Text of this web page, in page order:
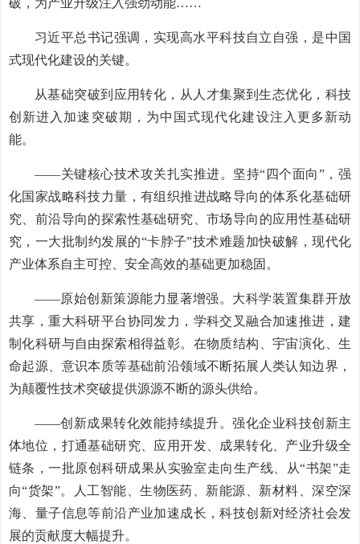
破，为产业升级注入强劲动能……
习近平总书记强调，实现高水平科技自立自强，是中国
式现代化建设的关键。
从基础突破到应用转化，从人才集聚到生态优化，科技
创新进入加速突破期，为中国式现代化建设注入更多新动
能。
——关键核心技术攻关扎实推进。坚持“四个面向”，强
化国家战略科技力量，有组织推进战略导向的体系化基础研
究、前沿导向的探索性基础研究、市场导向的应用性基础研
究，一大批制约发展的“卡脖子”技术难题加快破解，现代化
产业体系自主可控、安全高效的基础更加稳固。
——原始创新策源能力显著增强。大科学装置集群开放
共享，重大科研平台协同发力，学科交叉融合加速推进，建
制化科研与自由探索相得益彰。在物质结构、宇宙演化、生
命起源、意识本质等基础前沿领域不断拓展人类认知边界，
为颠覆性技术突破提供源源不断的源头供给。
——创新成果转化效能持续提升。强化企业科技创新主
体地位，打通基础研究、应用开发、成果转化、产业升级全
链条，一批原创科研成果从实验室走向生产线、从“书架”走
向“货架”。人工智能、生物医药、新能源、新材料、深空深
海、量子信息等前沿产业加速成长，科技创新对经济社会发
展的贡献度大幅提升。